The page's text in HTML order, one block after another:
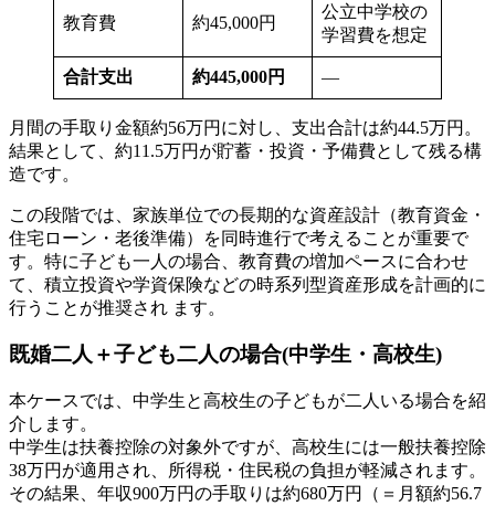
教育費 約45,000円
公立中学校の
学習費を想定
合計支出 約445,000円 —
月間の手取り金額約56万円に対し、支出合計は約44.5万円。
結果として、約11.5万円が貯蓄・投資・予備費として残る構
造です。
この段階では、家族単位での長期的な資産設計（教育資金・
住宅ローン・老後準備）を同時進行で考えることが重要で
す。特に子ども一人の場合、教育費の増加ペースに合わせ
て、積立投資や学資保険などの時系列型資産形成を計画的に
行うことが推奨され ます。
既婚二人＋子ども二人の場合(中学生・高校生)
本ケースでは、中学生と高校生の子どもが二人いる場合を紹
介します。
中学生は扶養控除の対象外ですが、高校生には一般扶養控除
38万円が適用され、所得税・住民税の負担が軽減されます。
その結果、年収900万円の手取りは約680万円（＝月額約56.7